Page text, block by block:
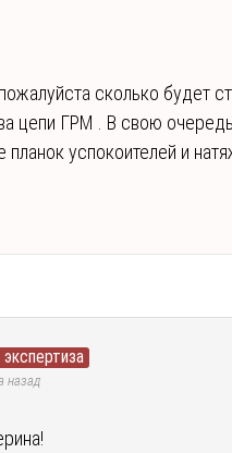
сколько будет
цепи ГРМ . В свою
успокоителей и
назад